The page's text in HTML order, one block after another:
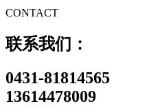
CONTACT
联系我们：
0431-81814565
13614478009